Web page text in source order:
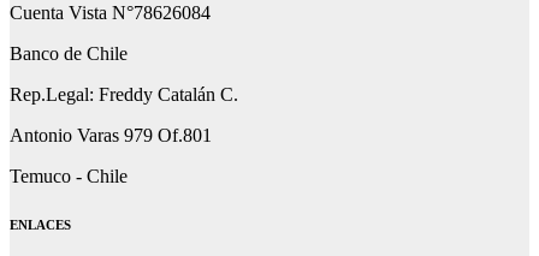
Cuenta Vista N°78626084
Banco de Chile
Rep.Legal: Freddy Catalán C.
Antonio Varas 979 Of.801
Temuco - Chile
ENLACES